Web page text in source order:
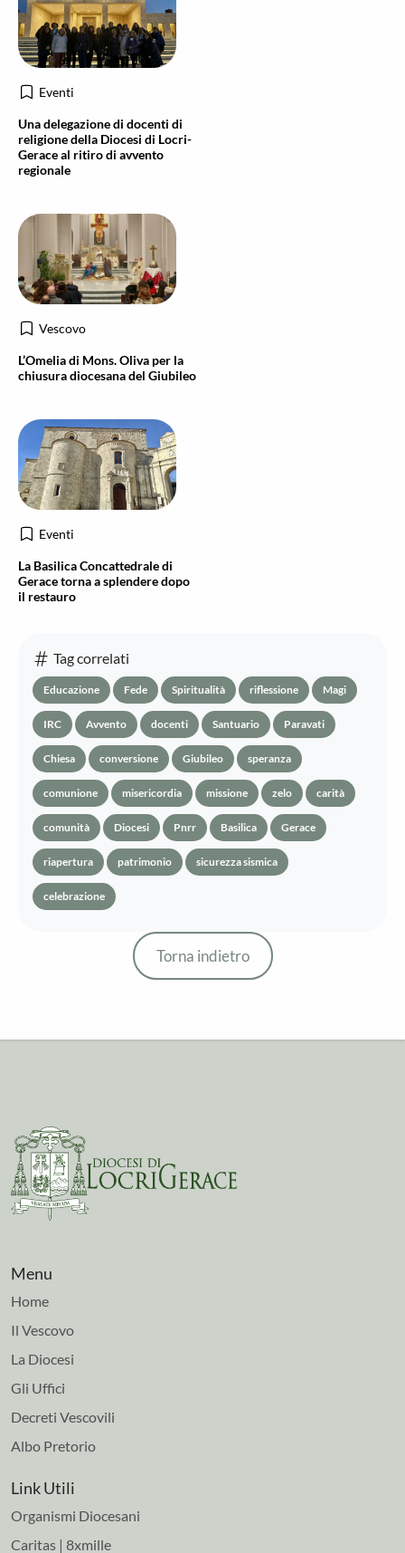
Eventi
Una delegazione di docenti di
religione della Diocesi di Locri-
Gerace al ritiro di avvento
regionale
Vescovo
L’Omelia di Mons. Oliva per la
chiusura diocesana del Giubileo
Eventi
La Basilica Concattedrale di
Gerace torna a splendere dopo
il restauro
Tag correlati
Educazione Fede Spiritualità riflessione Magi
IRC Avvento docenti Santuario Paravati
Chiesa conversione Giubileo speranza
comunione misericordia missione zelo carità
comunità Diocesi Pnrr Basilica Gerace
riapertura patrimonio sicurezza sismica
celebrazione
Torna indietro
Menu
Home
Il Vescovo
La Diocesi
Gli Uffici
Decreti Vescovili
Albo Pretorio
Link Utili
Organismi Diocesani
Caritas | 8xmille